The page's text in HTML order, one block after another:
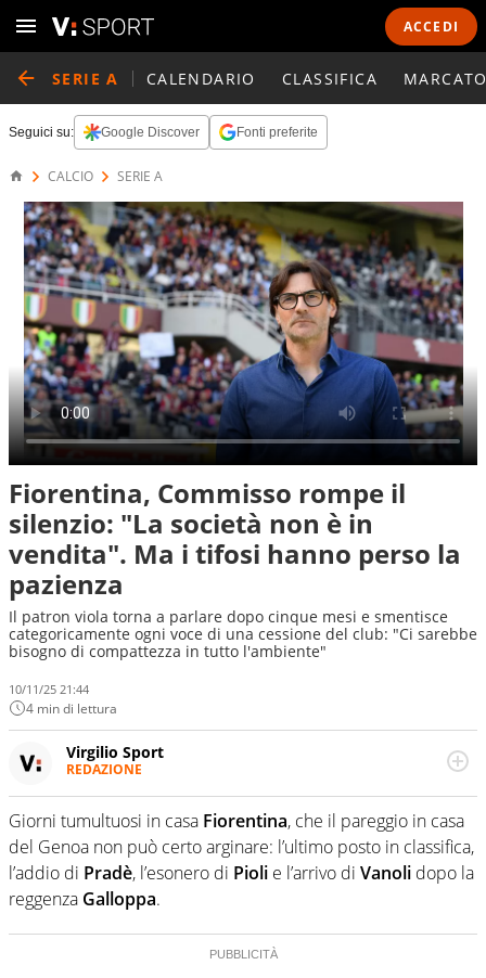
ACCEDI
SERIE A CALENDARIO CLASSIFICA
Seguici su: Google Discover Fonti preferite
CALCIO SERIE A
Fiorentina, Commisso rompe il
silenzio: "La società non è in
vendita". Ma i tifosi hanno perso la
pazienza
Il patron viola torna a parlare dopo cinque mesi e smentisce
categoricamente ogni voce di una cessione del club: "Ci sarebbe
bisogno di compattezza in tutto l'ambiente"
10/11/25 21:44
4 min di lettura
Virgilio Sport
REDAZIONE
appassionato su tutto il mondo dello sport. Calcio,
calciomercato, F1, Motomondiale ma anche tennis,
volley, basket: su Virgilio Sport i tifosi e gli appassionati
sanno che troveranno sempre copertura completa e
zero faziosità. La squadra di Virgilio Sport è formata da
giornalisti ed esperti di sport abili sia nel gioco di
rimessa quando intercettano le notizie e le rilanciano
verso la rete, sia nella costruzione dal basso quando
Giorni tumultuosi in casa Fiorentina, che il pareggio in casa
del Genoa non può certo arginare: l’ultimo posto in classifica,
l’addio di Pradè, l’esonero di Pioli e l’arrivo di Vanoli dopo la
reggenza Galloppa.